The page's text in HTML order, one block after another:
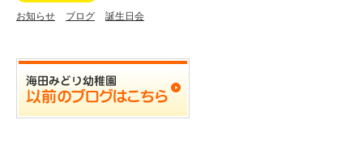
お知らせ ブログ 誕生日会